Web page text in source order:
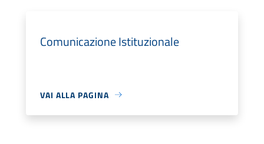
Comunicazione Istituzionale
VAI ALLA PAGINA